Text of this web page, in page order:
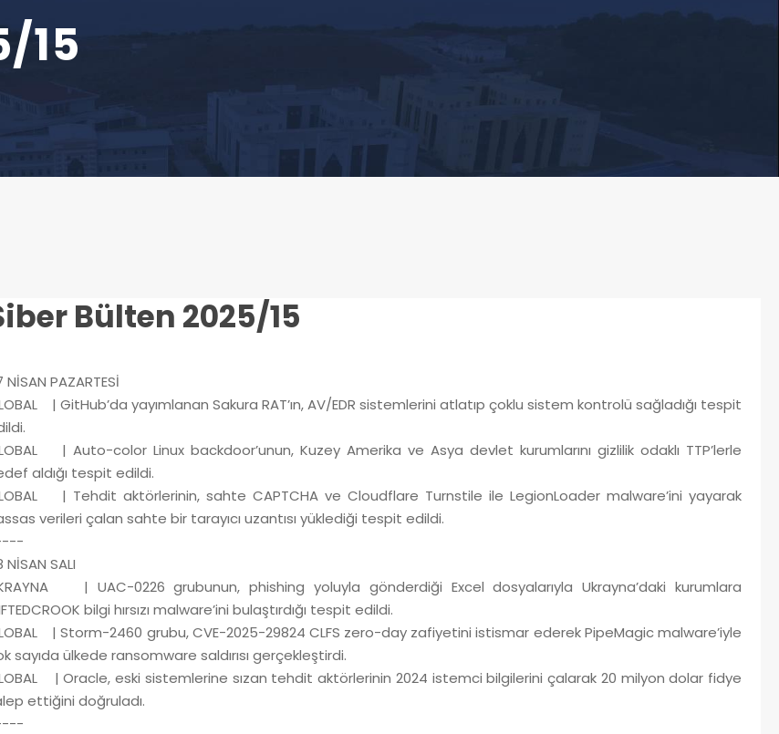
15
Bülten 2025/15
NİSAN PAZARTESİ
| GitHub’da yayımlanan Sakura RAT’ın, AV/EDR sistemlerini atlatıp çoklu sistem kontrolü sağladığı tespit
| Auto-color Linux backdoor’unun, Kuzey Amerika ve Asya devlet kurumlarını gizlilik odaklı TTP’lerle
aldığı tespit edildi.
| Tehdit aktörlerinin, sahte CAPTCHA ve Cloudflare Turnstile ile LegionLoader malware’ini yayarak
verileri çalan sahte bir tarayıcı uzantısı yüklediği tespit edildi.
NİSAN SALI
| UAC-0226 grubunun, phishing yoluyla gönderdiği Excel dosyalarıyla Ukrayna’daki kurumlara
bilgi hırsızı malware’ini bulaştırdığı tespit edildi.
| Storm-2460 grubu, CVE-2025-29824 CLFS zero-day zafiyetini istismar ederek PipeMagic malware’iyle
sayıda ülkede ransomware saldırısı gerçekleştirdi.
| Oracle, eski sistemlerine sızan tehdit aktörlerinin 2024 istemci bilgilerini çalarak 20 milyon dolar fidye
ettiğini doğruladı.